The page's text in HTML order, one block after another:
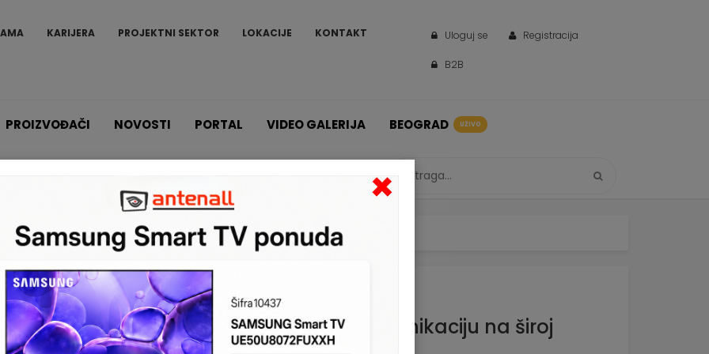
KARIJERA PROJEKTNI SEKTOR LOKACIJE KONTAKT Uloguj se Registracija
B2B
PROIZVOĐAČI NOVOSTI PORTAL VIDEO GALERIJA BEOGRAD UŽIVO
Proizvodi Hytera-POC
Hytera-POC
Hytera PoC uređaji za komunikaciju na široj
teritoriji
×